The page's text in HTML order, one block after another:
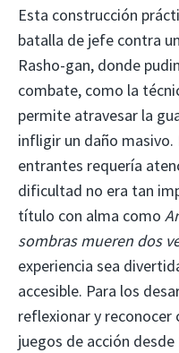
Esta construcción
batalla de jefe contra
Rasho-gan, donde
combate, como la
permite atravesar la
infligir un daño masivo.
entrantes requería
dificultad no era tan
título con alma como
sombras mueren dos
experiencia sea
accesible. Para los
reflexionar y reconocer
juegos de acción desde